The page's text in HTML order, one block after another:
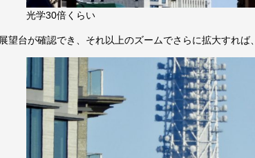
光学30倍くらい
望台が確認でき、それ以上のズームでさらに拡大すれば